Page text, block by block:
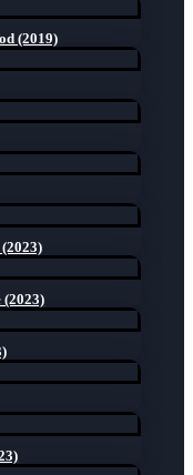
(2019)
(2023)